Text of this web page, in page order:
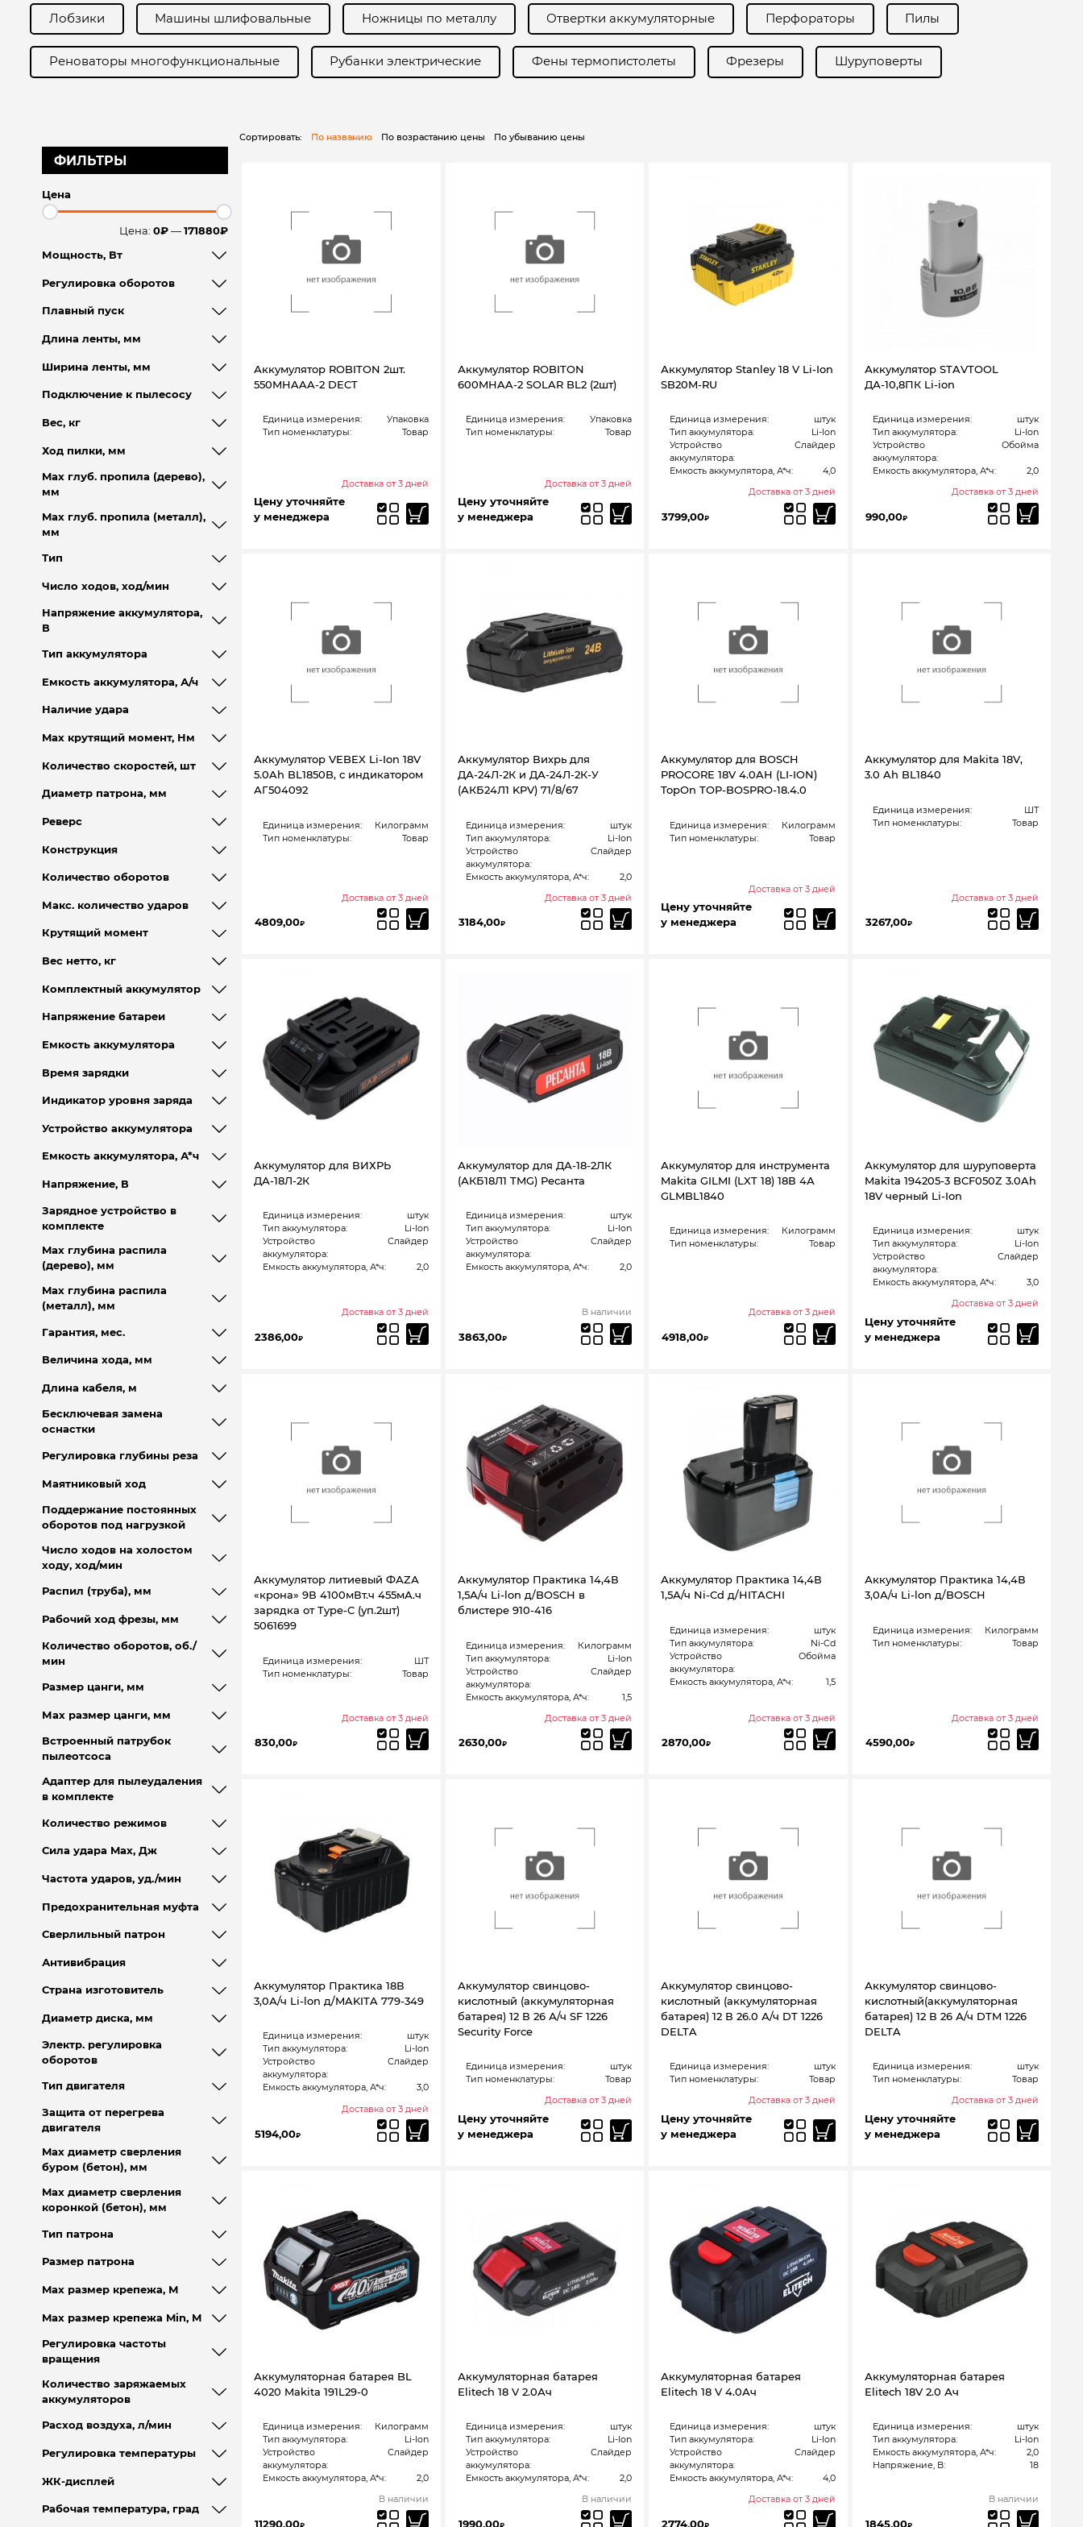
Лобзики Машины шлифовальные Ножницы по металлу Отвертки аккумуляторные Перфораторы Пилы
Реноваторы многофункциональные Рубанки электрические Фены термопистолеты Фрезеры Шуруповерты
Сортировать: По названию По возрастанию цены По убыванию цены
Аккумулятор ROBITON 2шт.
550MHAAA-2 DECT
Единица измерения:
Упаковка
Тип номенклатуры:
Товар
Доставка от 3 дней
Цену уточняйте
у менеджера
Аккумулятор ROBITON
600MHAA-2 SOLAR BL2 (2шт)
Единица измерения:
Упаковка
Тип номенклатуры:
Товар
Доставка от 3 дней
Цену уточняйте
у менеджера
Аккумулятор Stanley 18 V Li-Ion
SB20M-RU
Единица измерения:
штук
Тип аккумулятора:
Li-Ion
Устройство
аккумулятора:
Слайдер
Емкость аккумулятора, А*ч:
4,0
Доставка от 3 дней
3799,00₽
Аккумулятор STAVTOOL
ДА-10,8ПК Li-ion
Единица измерения:
штук
Тип аккумулятора:
Li-Ion
Устройство
аккумулятора:
Обойма
Емкость аккумулятора, А*ч:
2,0
Доставка от 3 дней
990,00₽
Аккумулятор VEBEX Li-Ion 18V
5.0Ah BL1850B, с индикатором
АГ504092
Единица измерения:
Килограмм
Тип номенклатуры:
Товар
Доставка от 3 дней
4809,00₽
Аккумулятор Вихрь для
ДА-24Л-2К и ДА-24Л-2К-У
(АКБ24Л1 KPV) 71/8/67
Единица измерения:
штук
Тип аккумулятора:
Li-Ion
Устройство
аккумулятора:
Слайдер
Емкость аккумулятора, А*ч:
2,0
Доставка от 3 дней
3184,00₽
Аккумулятор для BOSCH
PROCORE 18V 4.0AH (LI-ION)
TopOn TOP-BOSPRO-18.4.0
Единица измерения:
Килограмм
Тип номенклатуры:
Товар
Доставка от 3 дней
Цену уточняйте
у менеджера
Аккумулятор для Makita 18V,
3.0 Ah BL1840
Единица измерения:
ШТ
Тип номенклатуры:
Товар
Доставка от 3 дней
3267,00₽
Аккумулятор для ВИХРЬ
ДА-18Л-2К
Единица измерения:
штук
Тип аккумулятора:
Li-Ion
Устройство
аккумулятора:
Слайдер
Емкость аккумулятора, А*ч: 2,0
Доставка от 3 дней
2386,00₽
Аккумулятор для ДА-18-2ЛК
(АКБ18Л1 TMG) Ресанта
Единица измерения:
штук
Тип аккумулятора:
Li-Ion
Устройство
аккумулятора:
Слайдер
Емкость аккумулятора, А*ч: 2,0
В наличии
3863,00₽
Аккумулятор для инструмента
Makita GILMI (LXT 18) 18В 4А
GLMBL1840
Единица измерения:
Килограмм
Тип номенклатуры:
Товар
Доставка от 3 дней
4918,00₽
Аккумулятор для шуруповерта
Makita 194205-3 BCF050Z 3.0Ah
18V черный Li-Ion
Единица измерения:
штук
Тип аккумулятора:
Li-Ion
Устройство
аккумулятора:
Слайдер
Емкость аккумулятора, А*ч:
3,0
Доставка от 3 дней
Цену уточняйте
у менеджера
Аккумулятор литиевый ФАZА
«крона» 9В 4100мВт.ч 455мА.ч
зарядка от Type-C (уп.2шт)
5061699
Единица измерения:
ШТ
Тип номенклатуры:
Товар
Доставка от 3 дней
830,00₽
Аккумулятор Практика 14,4В
1,5А/ч Li-lon д/BOSCH в
блистере 910-416
Единица измерения:
Килограмм
Тип аккумулятора:
Li-Ion
Устройство
аккумулятора:
Слайдер
Емкость аккумулятора, А*ч:
1,5
Доставка от 3 дней
2630,00₽
Аккумулятор Практика 14,4В
1,5А/ч Ni-Cd д/HITACHI
Единица измерения:
штук
Тип аккумулятора:
Ni-Cd
Устройство
аккумулятора:
Обойма
Емкость аккумулятора, А*ч: 1,5
Доставка от 3 дней
2870,00₽
Аккумулятор Практика 14,4В
3,0А/ч Li-lon д/BOSCH
Единица измерения:
Килограмм
Тип номенклатуры:
Товар
Доставка от 3 дней
4590,00₽
Аккумулятор Практика 18В
3,0А/ч Li-lon д/MAKITA 779-349
Единица измерения:
штук
Тип аккумулятора:
Li-Ion
Устройство
аккумулятора:
Слайдер
Емкость аккумулятора, А*ч:
3,0
Доставка от 3 дней
5194,00₽
Аккумулятор свинцово-
кислотный (аккумуляторная
батарея) 12 В 26 А/ч SF 1226
Security Force
Единица измерения:
штук
Тип номенклатуры:
Товар
Доставка от 3 дней
Цену уточняйте
у менеджера
Аккумулятор свинцово-
кислотный (аккумуляторная
батарея) 12 В 26.0 А/ч DT 1226
DELTA
Единица измерения:
штук
Тип номенклатуры:
Товар
Доставка от 3 дней
Цену уточняйте
у менеджера
Аккумулятор свинцово-
кислотный(аккумуляторная
батарея) 12 В 26 А/ч DTM 1226
DELTA
Единица измерения:
штук
Тип номенклатуры:
Товар
Доставка от 3 дней
Цену уточняйте
у менеджера
Аккумуляторная батарея BL
4020 Makita 191L29-0
Единица измерения:
Килограмм
Тип аккумулятора:
Li-Ion
Устройство
аккумулятора:
Слайдер
Емкость аккумулятора, А*ч:
2,0
В наличии
11290,00
Аккумуляторная батарея
Elitech 18 V 2.0Ач
Единица измерения:
штук
Тип аккумулятора:
Li-Ion
Устройство
аккумулятора:
Слайдер
Емкость аккумулятора, А*ч:
2,0
В наличии
1990,00
Аккумуляторная батарея
Elitech 18 V 4.0Ач
Единица измерения:
штук
Тип аккумулятора:
Li-Ion
Устройство
аккумулятора:
Слайдер
Емкость аккумулятора, А*ч:
4,0
Доставка от 3 дней
2774,00
Аккумуляторная батарея
Elitech 18V 2.0 Ач
Единица измерения:
штук
Тип аккумулятора:
Li-Ion
Емкость аккумулятора, А*ч:
2,0
Напряжение, В:
18
В наличии
1845,00
ФИЛЬТРЫ
Цена
Цена: 0₽— 171880₽
Мощность, Вт
Регулировка оборотов
Плавный пуск
Длина ленты, мм
Ширина ленты, мм
Подключение к пылесосу
Вес, кг
Ход пилки, мм
Max глуб. пропила (дерево),
мм
Max глуб. пропила (металл),
мм
Тип
Число ходов, ход/мин
Напряжение аккумулятора,
В
Тип аккумулятора
Емкость аккумулятора, А/ч
Наличие удара
Max крутящий момент, Нм
Количество скоростей, шт
Диаметр патрона, мм
Реверс
Конструкция
Количество оборотов
Макс. количество ударов
Крутящий момент
Вес нетто, кг
Комплектный аккумулятор
Напряжение батареи
Емкость аккумулятора
Время зарядки
Индикатор уровня заряда
Устройство аккумулятора
Емкость аккумулятора, А*ч
Напряжение, В
Зарядное устройство в
комплекте
Max глубина распила
(дерево), мм
Max глубина распила
(металл), мм
Гарантия, мес.
Величина хода, мм
Длина кабеля, м
Бесключевая замена
оснастки
Регулировка глубины реза
Маятниковый ход
Поддержание постоянных
оборотов под нагрузкой
Число ходов на холостом
ходу, ход/мин
Распил (труба), мм
Рабочий ход фрезы, мм
Количество оборотов, об./
мин
Размер цанги, мм
Мах размер цанги, мм
Встроенный патрубок
пылеотсоса
Адаптер для пылеудаления
в комплекте
Количество режимов
Сила удара Max, Дж
Частота ударов, уд./мин
Предохранительная муфта
Сверлильный патрон
Антивибрация
Страна изготовитель
Диаметр диска, мм
Электр. регулировка
оборотов
Тип двигателя
Защита от перегрева
двигателя
Max диаметр сверления
буром (бетон), мм
Max диаметр сверления
коронкой (бетон), мм
Тип патрона
Размер патрона
Max размер крепежа, М
Max размер крепежа Min, М
Регулировка частоты
вращения
Количество заряжаемых
аккумуляторов
Расход воздуха, л/мин
Регулировка температуры
ЖК-дисплей
Рабочая температура, град